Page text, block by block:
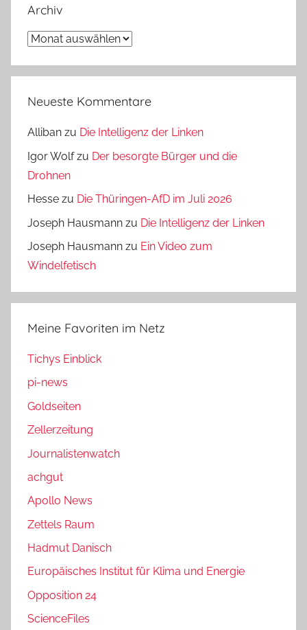
Archiv
Archiv
Neueste Kommentare
Alliban zu Die Intelligenz der Linken
Igor Wolfzu Der besorgte Bürger und die
Drohnen
Hesse zu Die Thüringen-AfD im Juli 2026
Joseph Hausmann zu Die Intelligenz der Linken
Joseph Hausmann zu Ein Video zum
Windelfetisch
Meine Favoriten im Netz
Tichys Einblick
pi-news
Goldseiten
Zellerzeitung
Journalistenwatch
achgut
Apollo News
Zettels Raum
Hadmut Danisch
Europäisches Institut für Klima und Energie
Opposition 24
ScienceFiles